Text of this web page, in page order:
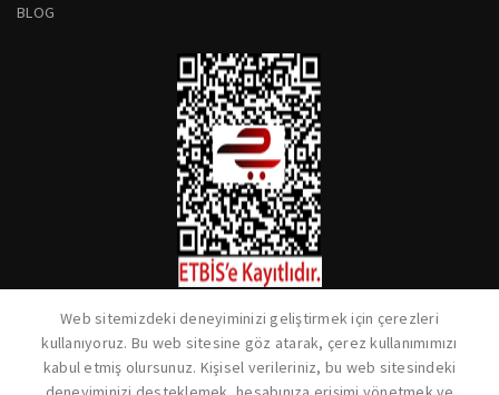
BLOG
Web sitemizdeki deneyiminizi geliştirmek için çerezleri
kullanıyoruz. Bu web sitesine göz atarak, çerez kullanımımızı
kabul etmiş olursunuz. Kişisel verileriniz, bu web sitesindeki